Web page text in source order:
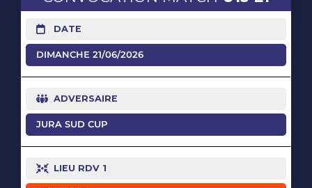
DATE
DIMANCHE 21/06/2026
ADVERSAIRE
JURA SUD CUP
LIEU RDV 1